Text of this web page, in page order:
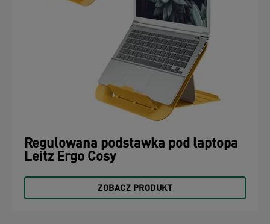
Regulowana podstawka pod laptopa
Leitz Ergo Cosy
ZOBACZ PRODUKT